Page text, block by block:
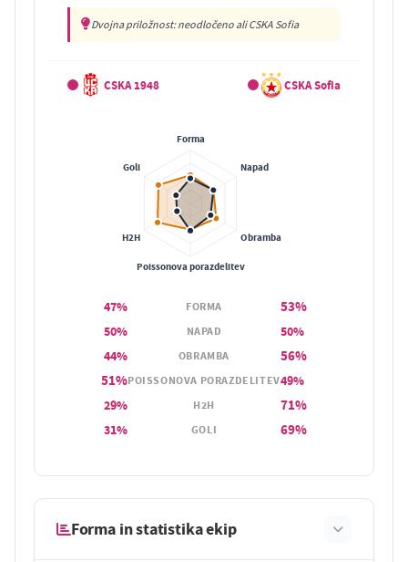
Dvojna priložnost: neodločeno ali CSKA Sofia
CSKA 1948 CSKA Sofia
47% FORMA 53%
50% NAPAD
50%
44%
OBRAMBA
56%
51%POISSONOVA PORAZDELITEV49%
29%
H2H 71%
31% GOLI 69%
Forma in statistika ekip